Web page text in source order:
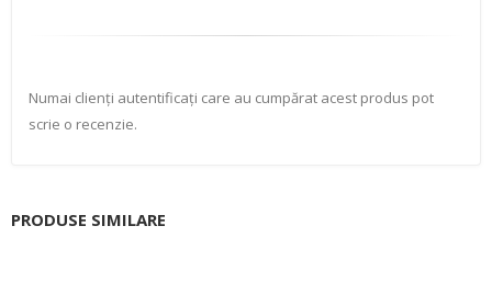
Numai clienți autentificați care au cumpărat acest produs pot
scrie o recenzie.
PRODUSE SIMILARE